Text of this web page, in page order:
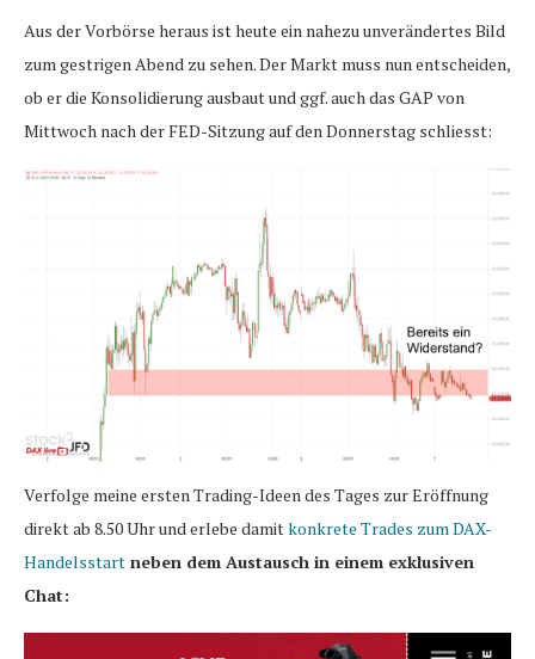
Aus der Vorbörse heraus ist heute ein nahezu unverändertes Bild
zum gestrigen Abend zu sehen. Der Markt muss nun entscheiden,
ob er die Konsolidierung ausbaut und ggf. auch das GAP von
Mittwoch nach der FED-Sitzung auf den Donnerstag schliesst:
Verfolge meine ersten Trading-Ideen des Tages zur Eröffnung
direkt ab 8.50 Uhr und erlebe damitkonkrete Trades zum DAX-
Handelsstart neben dem Austausch in einem exklusiven
Chat: